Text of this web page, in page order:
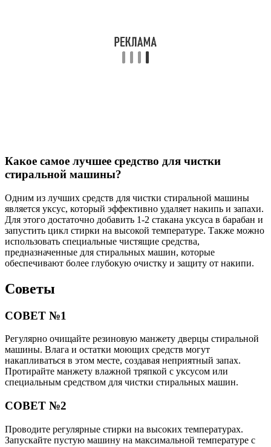
Какое самое лучшее средство для чистки
стиральной машины?
Одним из лучших средств для чистки стиральной машины
является уксус, который эффективно удаляет накипь и запахи.
Для этого достаточно добавить 1-2 стакана уксуса в барабан и
запустить цикл стирки на высокой температуре. Также можно
использовать специальные чистящие средства,
предназначенные для стиральных машин, которые
обеспечивают более глубокую очистку и защиту от накипи.
Советы
СОВЕТ №1
Регулярно очищайте резиновую манжету дверцы стиральной
машины. Влага и остатки моющих средств могут
накапливаться в этом месте, создавая неприятный запах.
Протирайте манжету влажной тряпкой с уксусом или
специальным средством для чистки стиральных машин.
СОВЕТ №2
Проводите регулярные стирки на высоких температурах.
Запускайте пустую машину на максимальной температуре с